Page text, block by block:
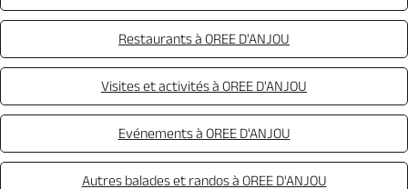
Restaurants à OREE D'ANJOU
Visites et activités à OREE D'ANJOU
Evénements à OREE D'ANJOU
Autres balades et randos à OREE D'ANJOU